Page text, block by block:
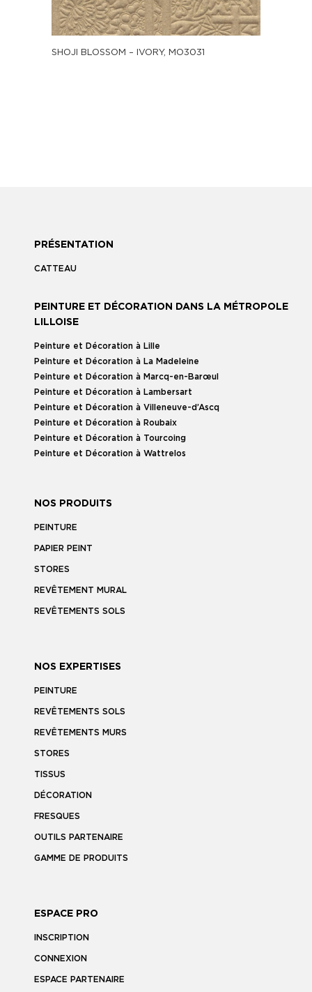
SHOJI BLOSSOM – IVORY, MO3031
PRÉSENTATION
CATTEAU
PEINTURE ET DÉCORATION DANS LA MÉTROPOLE
LILLOISE
Peinture et Décoration à Lille
Peinture et Décoration à La Madeleine
Peinture et Décoration à Marcq-en-Barœul
Peinture et Décoration à Lambersart
Peinture et Décoration à Villeneuve-d’Ascq
Peinture et Décoration à Roubaix
Peinture et Décoration à Tourcoing
Peinture et Décoration à Wattrelos
NOS PRODUITS
PEINTURE
PAPIER PEINT
STORES
REVÊTEMENT MURAL
REVÊTEMENTS SOLS
NOS EXPERTISES
PEINTURE
REVÊTEMENTS SOLS
REVÊTEMENTS MURS
STORES
TISSUS
DÉCORATION
FRESQUES
OUTILS PARTENAIRE
GAMME DE PRODUITS
ESPACE PRO
INSCRIPTION
CONNEXION
ESPACE PARTENAIRE